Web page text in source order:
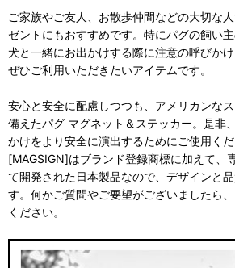
ご家族やご友人、お散歩仲間などの大切な
ゼントにもおすすめです。特にパグの飼い
犬と一緒にお出かけする際に注意の呼びかけ
ぜひご利用いただきたいアイテムです。
安心と安全に配慮しつつも、アメリカンな
備えたパグ マグネット＆ステッカー。是非
かけをより安全に演出するためにご使用く
[MAGSIGN]はブランド登録商標に加えて、
て開発された日本製品なので、デザインと
す。何かご質問やご要望がございましたら
ください。